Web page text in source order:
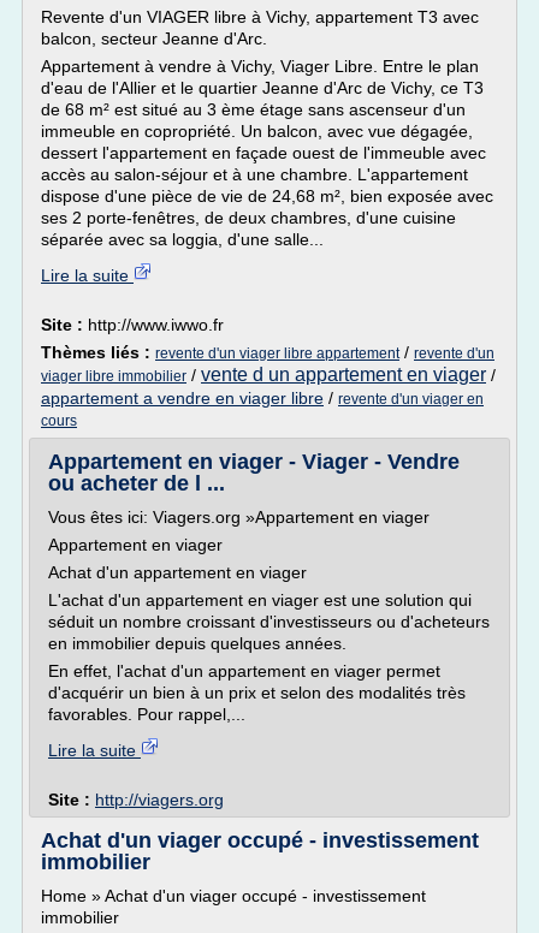
Revente d'un VIAGER libre à Vichy, appartement T3 avec
balcon, secteur Jeanne d'Arc.
Appartement à vendre à Vichy, Viager Libre. Entre le plan
d'eau de l'Allier et le quartier Jeanne d'Arc de Vichy, ce T3
de 68 m² est situé au 3 ème étage sans ascenseur d'un
immeuble en copropriété. Un balcon, avec vue dégagée,
dessert l'appartement en façade ouest de l'immeuble avec
accès au salon-séjour et à une chambre. L'appartement
dispose d'une pièce de vie de 24,68 m², bien exposée avec
ses 2 porte-fenêtres, de deux chambres, d'une cuisine
séparée avec sa loggia, d'une salle...
Lire la suite
Site : http://www.iwwo.fr
Thèmes liés : revente d'un viager libre appartement/ revente d'un
viager libre immobilier / vente d un appartement en viager /
appartement a vendre en viager libre / revente d'un viager en
cours
Appartement en viager - Viager - Vendre
ou acheter de l ...
Vous êtes ici: Viagers.org »Appartement en viager
Appartement en viager
Achat d'un appartement en viager
L'achat d'un appartement en viager est une solution qui
séduit un nombre croissant d'investisseurs ou d'acheteurs
en immobilier depuis quelques années.
En effet, l'achat d'un appartement en viager permet
d'acquérir un bien à un prix et selon des modalités très
favorables. Pour rappel,...
Lire la suite
Site : http://viagers.org
Achat d'un viager occupé - investissement
immobilier
Home » Achat d'un viager occupé - investissement
immobilier